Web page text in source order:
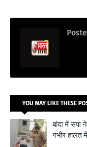
YOU MAY LIKE THESE
बांदा में सपा
गंभीर हालत